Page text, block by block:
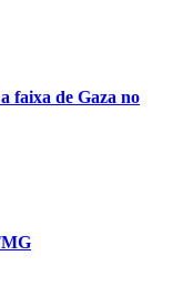
faixa de Gaza no